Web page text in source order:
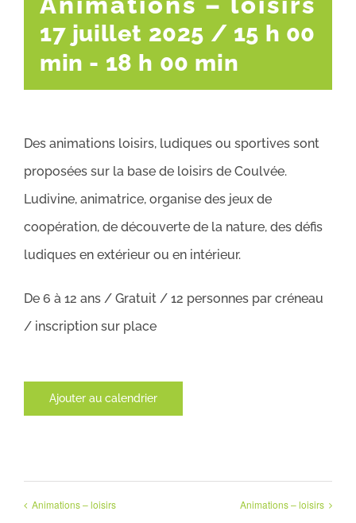
17 juillet 2025 / 15 h 00
min - 18 h 00 min
Des animations loisirs, ludiques ou sportives sont
proposées sur la base de loisirs de Coulvée.
Ludivine, animatrice, organise des jeux de
coopération, de découverte de la nature, des défis
ludiques en extérieur ou en intérieur.
De 6 à 12 ans / Gratuit / 12 personnes par créneau
/ inscription sur place
Ajouter au calendrier
Animations – loisirs Animations – loisirs